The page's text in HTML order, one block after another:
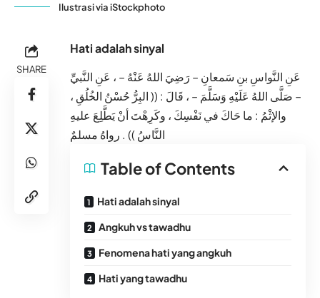
Ilustrasi via iStockphoto
SHARE
Hati adalah sinyal
عَنِ النَّواسِ بنِ سَمعانِ – رَضِيَ اللهُ عَنْهُ – ، عَنِ النَّبيِّ
– صَلَّى اللهُ عَلَيْهِ وَسَلَّمَ – ، قَالَ : (( البِرُّ حُسْنُ الخُلُقِ ،
والإثْمُ : ما حَاكَ في نَفْسِكَ ، وكَرِهْتَ أنْ يَطَّلِعَ عليهِ
النَّاسُ )) . رواهُ مسلمٌ
Table of Contents
Hati adalah sinyal
Angkuh vs tawadhu
Fenomena hati yang angkuh
Hati yang tawadhu